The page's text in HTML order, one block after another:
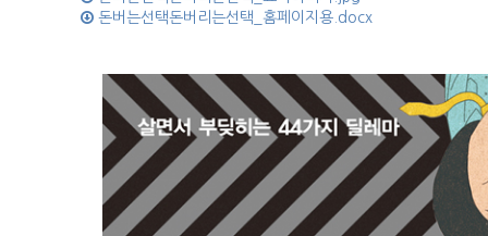
돈버는선택돈버리는선택_홈페이지용.docx